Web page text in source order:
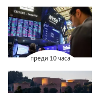
преди 10 часа